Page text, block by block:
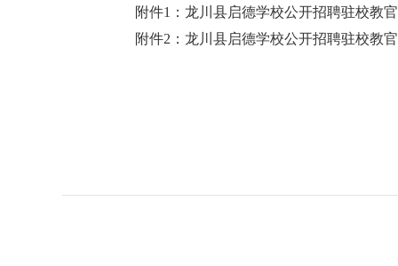
附件1：龙川县启德学校公开招聘驻校教
附件2：龙川县启德学校公开招聘驻校教